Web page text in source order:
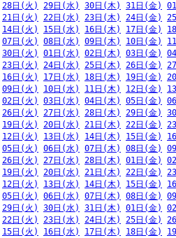
28日(火) 29日(水) 30日(木) 31日(金)
21日(火) 22日(水) 23日(木) 24日(金)
14日(火) 15日(水) 16日(木) 17日(金)
07日(火) 08日(水) 09日(木) 10日(金)
30日(火) 01日(水) 02日(木) 03日(金)
23日(火) 24日(水) 25日(木) 26日(金)
16日(火) 17日(水) 18日(木) 19日(金)
09日(火) 10日(水) 11日(木) 12日(金)
02日(火) 03日(水) 04日(木) 05日(金)
26日(火) 27日(水) 28日(木) 29日(金)
19日(火) 20日(水) 21日(木) 22日(金)
12日(火) 13日(水) 14日(木) 15日(金)
05日(火) 06日(水) 07日(木) 08日(金)
26日(火) 27日(水) 28日(木) 01日(金)
19日(火) 20日(水) 21日(木) 22日(金)
12日(火) 13日(水) 14日(木) 15日(金)
05日(火) 06日(水) 07日(木) 08日(金)
29日(火) 30日(水) 31日(木) 01日(金)
22日(火) 23日(水) 24日(木) 25日(金)
15日(火) 16日(水) 17日(木) 18日(金)